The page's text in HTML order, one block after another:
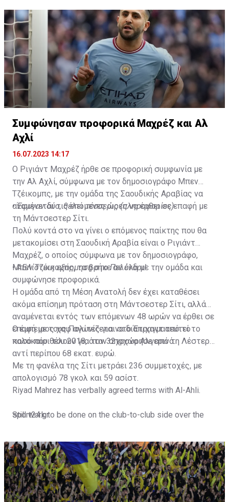
Συμφώνησαν προφορικά Μαχρέζ και Αλ
Αχλί
16.07.2023 14:17
Ο Ριγιάντ Μαχρέζ ήρθε σε προφορική συμφωνία με
την Αλ Αχλί, σύμφωνα με τον δημοσιογράφο Μπεν
Τζέικομπς, με την ομάδα της Σαουδικής Αραβίας να
αναμένεται τις επόμενες ώρες να έρθει σε επαφή με
τη Μάντσεστερ Σίτι.
•Έφυγαν δύο, θέλει τέσσερις (πληροφορίες)
Πολύ κοντά στο να γίνει ο επόμενος παίκτης που θα
μετακομίσει στη Σαουδική Αραβία είναι ο Ριγιάντ
Μαχρέζ, ο οποίος σύμφωνα με τον δημοσιογράφο,
Μπεν Τζέικομπς, τα βρήκε σε όλα με την ομάδα και
συμφώνησε προφορικά.
•ΑΕΛίστικη εξόρμηση στο Πελένδρι!
Η ομάδα από τη Μέση Ανατολή δεν έχει καταθέσει
ακόμα επίσημη πρόταση στη Μάντσεστερ Σίτι, αλλά
αναμένεται εντός των επόμενων 48 ωρών να έρθει σε
επαφή με τους Πολίτες για να διαπραγματευτεί το
ποσό που θέλουν για τον 32χρονο Αλγερινό.
Ο έμπειρος χαφ αγωνίζεται στο Έτιχαντ από το
καλοκαίρι του 2018, όταν αποχώρησε από τη Λέστερ
αντί περίπου 68 εκατ. ευρώ.
Με τη φανέλα της Σίτι μετράει 236 συμμετοχές, με
απολογισμό 78 γκολ και 59 ασίστ.
Riyad Mahrez has verbally agreed terms with Al-Ahli.
Still work to be done on the club-to-club side over the
Not a done deal yet, but Mahrez is keen on the move and
Al-Ahli hope to move fast.🇸🇦
pic.twitter.com/Z0SmniQXIP
— Ben Jacobs (@JacobsBen)July 15, 2023
sport24.gr